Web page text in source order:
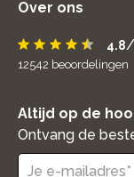
Over ons
4.8/
12542 beoordelingen
Altijd op de
Ontvang de